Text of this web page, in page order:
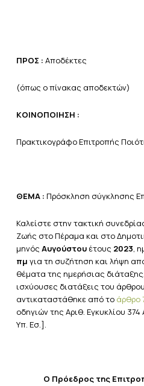
ΠΡΟΣ : Αποδέκτες
(όπως ο πίνακας αποδεκτών)
ΚΟΙΝΟΠΟΙΗΣΗ :
Πρακτικογράφο Επιτροπής
ΘΕΜΑ : Πρόσκληση σύγκλησης
Καλείστε στην τακτική
Ζωής στο Πέραμα και στο
μηνός Αυγούστουέτους 2023,
πμ για τη συζήτηση και λήψη
θέματα της ημερήσιας
ισχύουσες διατάξεις του
αντικαταστάθηκε από το άρθρο
οδηγιών της Αριθ. Εγκυκλίου
Υπ. Εσ.].
Ο Πρόεδρος της